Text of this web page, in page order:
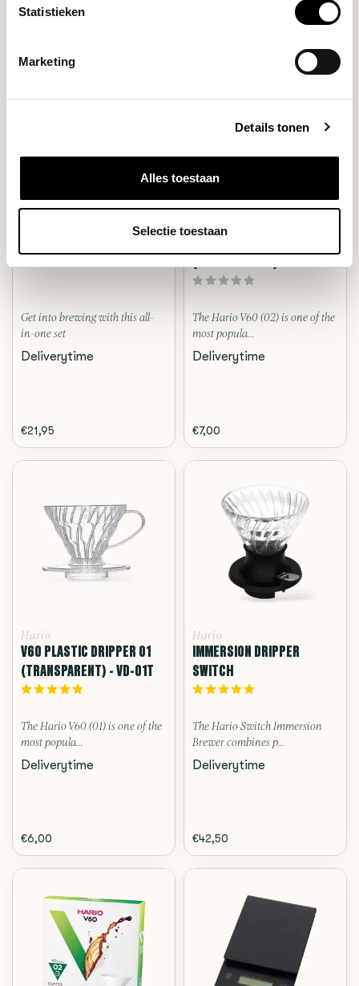
Statistieken
Marketing
Details tonen
Alles toestaan
Selectie toestaan
Get into brewing with this all-
in-one set
Deliverytime
€21,95
Hario
V60 PLASTIC DRIPPER 02
(TRANSPARENT) - VD-02T
The Hario V60 (02) is one of the
most popula...
Deliverytime
€7,00
Hario
V60 PLASTIC DRIPPER 01
(TRANSPARENT) - VD-01T
The Hario V60 (01) is one of the
most popula...
Deliverytime
€6,00
Hario
IMMERSION DRIPPER
SWITCH
The Hario Switch Immersion
Brewer combines p...
Deliverytime
€42,50